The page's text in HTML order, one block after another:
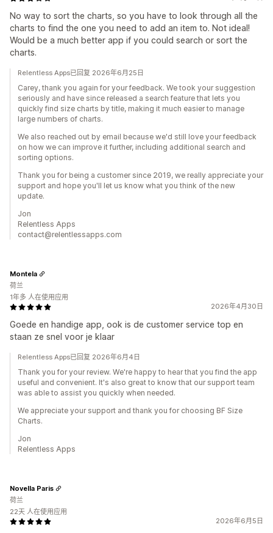
No way to sort the charts, so you have to look through all the
charts to find the one you need to add an item to. Not ideal!
Would be a much better app if you could search or sort the
charts.
Relentless Apps已回复 2026年6月25日
Carey, thank you again for your feedback. We took your suggestion
seriously and have since released a search feature that lets you
quickly find size charts by title, making it much easier to manage
large numbers of charts.
We also reached out by email because we'd still love your feedback
on how we can improve it further, including additional search and
sorting options.
Thank you for being a customer since 2019, we really appreciate your
support and hope you'll let us know what you think of the new
update.
Jon
Relentless Apps
contact@relentlessapps.com
2026年4月30日
Goede en handige app, ook is de customer service top en
staan ze snel voor je klaar
Montela
荷兰
1年多 人在使用应用
Relentless Apps已回复 2026年6月4日
Thank you for your review. We're happy to hear that you find the app
useful and convenient. It's also great to know that our support team
was able to assist you quickly when needed.
We appreciate your support and thank you for choosing BF Size
Charts.
Jon
Relentless Apps
2026年6月5日
Novella Paris
荷兰
22天 人在使用应用